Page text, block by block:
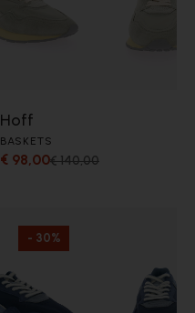
Hoff
BASKETS
€ 98,00€ 140,00
- 30%